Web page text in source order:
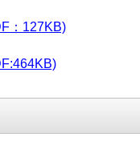
：127KB)